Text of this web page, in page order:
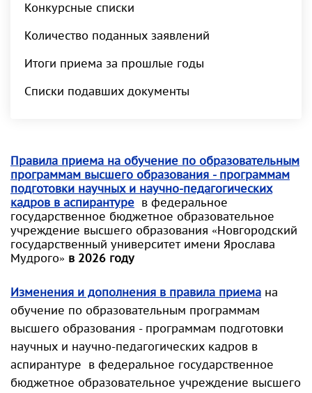
Конкурсные списки
Количество поданных заявлений
Итоги приема за прошлые годы
Списки подавших документы
Правила приема на обучение по образовательным
программам высшего образования - программам
подготовки научных и научно-педагогических
кадров в аспирантуре в федеральное
государственное бюджетное образовательное
учреждение высшего образования «Новгородский
государственный университет имени Ярослава
Мудрого» в 2026 году
Изменения и дополнения в правила приема на
обучение по образовательным программам
высшего образования - программам подготовки
научных и научно-педагогических кадров в
аспирантуре в федеральное государственное
бюджетное образовательное учреждение высшего